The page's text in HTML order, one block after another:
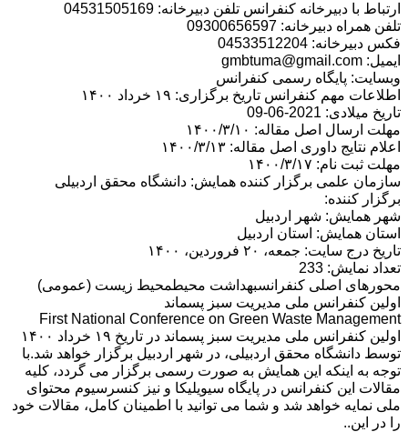
ارتباط با دبیرخانه کنفرانس تلفن دبیرخانه: 04531505169
تلفن همراه دبیرخانه: 09300656597
فکس دبیرخانه: 04533512204
ایمیل: gmbtuma@gmail.com
وبسایت: پایگاه رسمی کنفرانس
اطلاعات مهم کنفرانس تاریخ برگزاری: ۱۹ خرداد ۱۴۰۰
تاریخ میلادی: 2021-06-09
مهلت ارسال اصل مقاله: ۱۴۰۰/۳/۱۰
اعلام نتایج داوری اصل مقاله: ۱۴۰۰/۳/۱۳
مهلت ثبت نام: ۱۴۰۰/۳/۱۷
سازمان علمی برگزار کننده همایش: دانشگاه محقق اردبیلی
برگزار کننده:
شهر همایش: شهر اردبیل
استان همایش: استان اردبيل
تاریخ درج سایت: جمعه، ۲۰ فروردین، ۱۴۰۰
تعداد نمایش: 233
محورهای اصلی کنفرانسبهداشت محیطمحیط زیست (عمومی)
اولین کنفرانس ملی مدیریت سبز پسماند
First National Conference on Green Waste Management
اولین کنفرانس ملی مدیریت سبز پسماند در تاریخ ۱۹ خرداد ۱۴۰۰
توسط دانشگاه محقق اردبیلی، در شهر اردبیل برگزار خواهد شد.با
توجه به اینکه این همایش به صورت رسمی برگزار می گردد، کلیه
مقالات این کنفرانس در پایگاه سیویلیکا و نیز کنسرسیوم محتوای
ملی نمایه خواهد شد و شما می توانید با اطمینان کامل، مقالات خود
را در این..